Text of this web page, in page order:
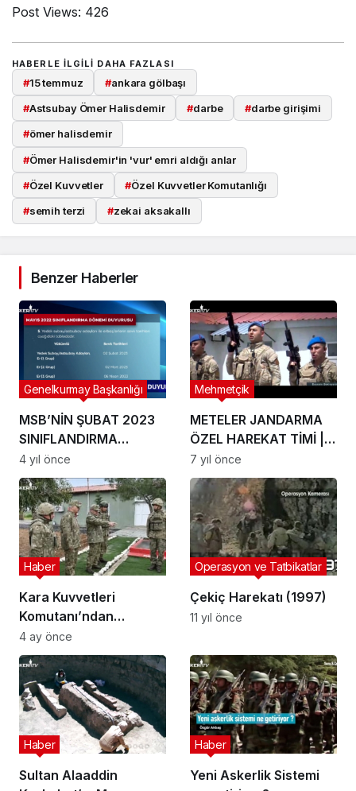
Post Views: 426
HABERLE ILGILI DAHA FAZLASI
#15 temmuz #ankara gölbaşı
#Astsubay Ömer Halisdemir #darbe #darbe girişimi
#ömer halisdemir
#Ömer Halisdemir'in 'vur' emri aldığı anlar
#Özel Kuvvetler #Özel Kuvvetler Komutanlığı
#semih terzi #zekai aksakallı
Benzer Haberler
MSB’NİN ŞUBAT 2023
SINIFLANDIRMA
DÖNEMİ DUYURUSU
Genelkurmay Başkanlığı
4 yıl önce
METELER JANDARMA
ÖZEL HAREKAT TİMİ |
ŞIRNAK
Mehmetçik
7 yıl önce
Kara Kuvvetleri
Komutanı’ndan
KKTC’de Kritik Ziyaret:
Zamanlama Dikkat
Çekti
Haber
4 ay önce
Çekiç Harekatı (1997)
Operasyon ve Tatbikatlar
11 yıl önce
Sultan Alaaddin
Haber
Yeni Askerlik Sistemi
Haber